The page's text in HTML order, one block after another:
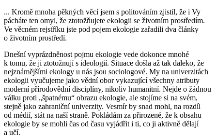
... Kromě mnoha pěkných věcí jsem s politováním zjistil, že i Vy
pácháte ten omyl, že ztotožňujete ekologii se životním prostředím.
Ve věcném rejstříku jste pod pojem ekologie zařadili dva články
o životním prostředí.
Dnešní vyprázdněnost pojmu ekologie vede dokonce mnohé
k tomu, že ji ztotožnují s ideologií. Situace došla až tak daleko, že
nejznámějšími ekology u nás jsou sociologové. My na univerzitách
ekologii vyučujeme jako vědní obor vykazující všechny atributy
moderní přírodovědní disciplíny, nikoliv humanitní. Nejde o žádnou
válku proti „špatnému“ obrazu ekologie, ale stojíme si na svém,
stejně jako zahraniční univerzity. Vesmír by snad mohl, na rozdíl
od médií, stát na naší straně. Pokládám za přirozené, že k obsahu
ekologie by se mohli čas od času vyjádřit i ti, co ji aktivně dělají
a učí.